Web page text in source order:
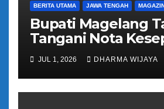
BERITA UTAMA JAWA TENGAH
Bupati Magelang
Tangani Nota
Pengalihan
Regident Di
Bandongan
JUL 1, 2026 DHARMA WIJAYA